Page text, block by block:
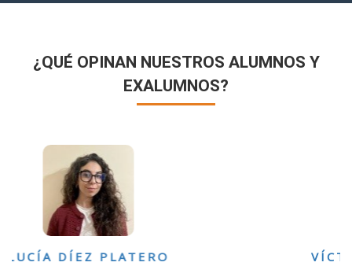
¿QUÉ OPINAN NUESTROS ALUMNOS Y
EXALUMNOS?
VÍCTOR SÁNCHEZ VALENCIA